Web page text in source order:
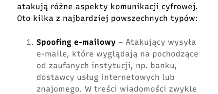
atakują różne aspekty komunikacji cyfrowej.
Oto kilka z najbardziej powszechnych typów:
Spoofing e-mailowy – Atakujący wysyła
e-maile, które wyglądają na pochodzące
od zaufanych instytucji, np. banku,
dostawcy usług internetowych lub
znajomego. W treści wiadomości zwykle